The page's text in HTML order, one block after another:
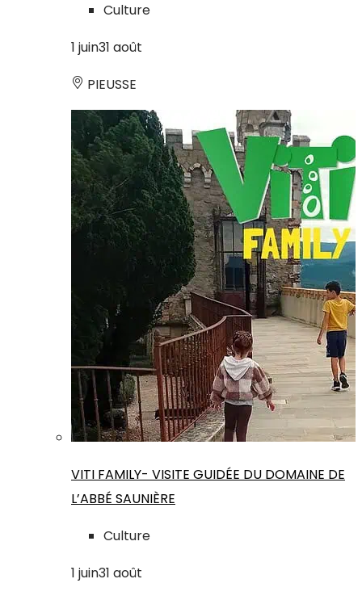
Culture
1 juin31 août
PIEUSSE
VITI FAMILY- VISITE GUIDÉE DU DOMAINE DE
L’ABBÉ SAUNIÈRE
Culture
1 juin31 août